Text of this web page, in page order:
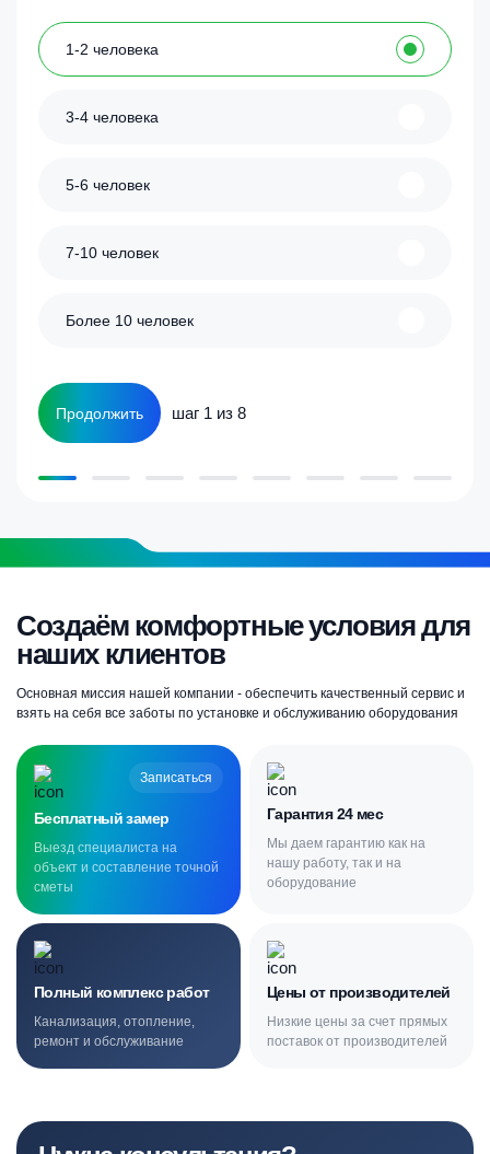
1-2 человека
3-4 человека
5-6 человек
7-10 человек
Более 10 человек
Продолжить шаг 1 из 8
Создаём комфортные условия для
наших клиентов
Основная миссия нашей компании - обеспечить качественный сервис и
взять на себя все заботы по установке и обслуживанию оборудования
Записаться
Бесплатный замер
Выезд специалиста на
объект и составление точной
сметы
Гарантия 24 мес
Мы даем гарантию как на
нашу работу, так и на
оборудование
Полный комплекс работ
Канализация, отопление,
ремонт и обслуживание
Цены от производителей
Низкие цены за счет прямых
поставок от производителей